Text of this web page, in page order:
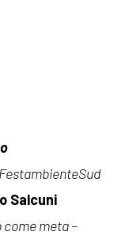
Salcuni
come meta –